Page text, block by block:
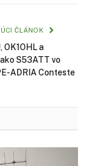
ČLÁNOK
OK1OHL a
S53ATT vo
ADRIA Conteste